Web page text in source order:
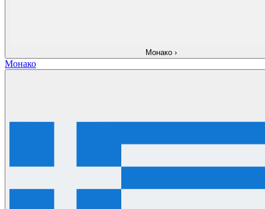
Монако ›
Монако